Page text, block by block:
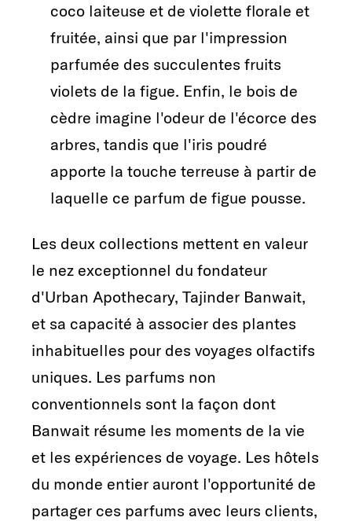
coco laiteuse et de violette florale et
fruitée, ainsi que par l'impression
parfumée des succulentes fruits
violets de la figue. Enfin, le bois de
cèdre imagine l'odeur de l'écorce des
arbres, tandis que l'iris poudré
apporte la touche terreuse à partir de
laquelle ce parfum de figue pousse.
Les deux collections mettent en valeur
le nez exceptionnel du fondateur
d'Urban Apothecary, Tajinder Banwait,
et sa capacité à associer des plantes
inhabituelles pour des voyages olfactifs
uniques. Les parfums non
conventionnels sont la façon dont
Banwait résume les moments de la vie
et les expériences de voyage. Les hôtels
du monde entier auront l'opportunité de
partager ces parfums avec leurs clients,